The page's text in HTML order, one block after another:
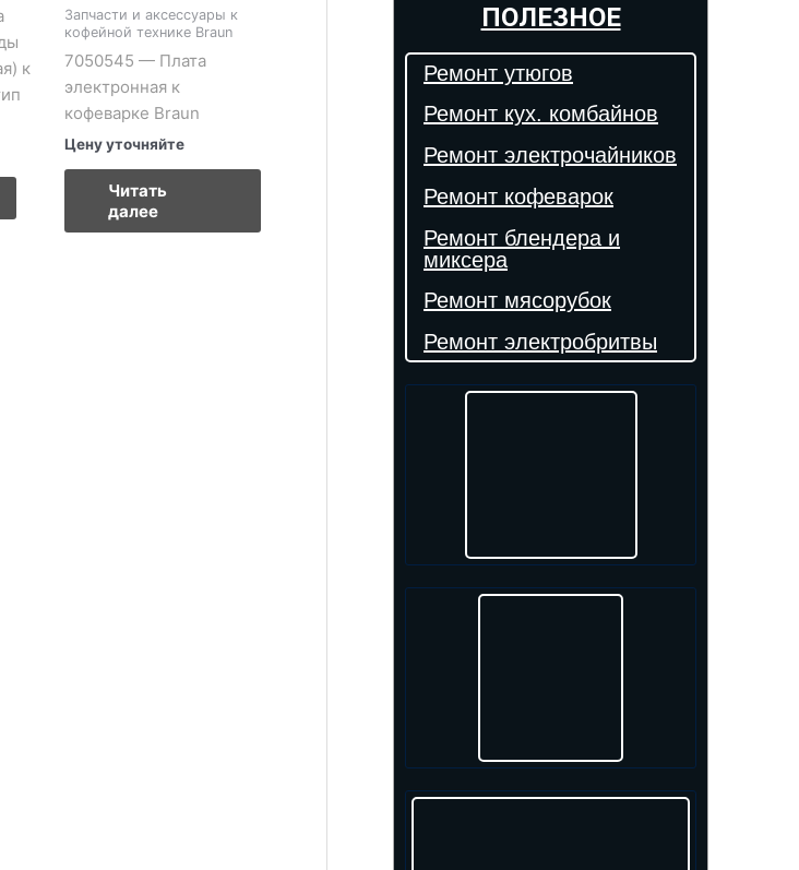
к
Запчасти и аксессуары к
кофейной технике Braun
7050545 — Плата
электронная к
кофеварке Braun
Цену уточняйте
Читать
далее
ПОЛЕЗНОЕ
Ремонт утюгов
Ремонт кух. комбайнов
Ремонт электрочайников
Ремонт кофеварок
Ремонт блендера и
миксера
Ремонт мясорубок
Ремонт электробритвы